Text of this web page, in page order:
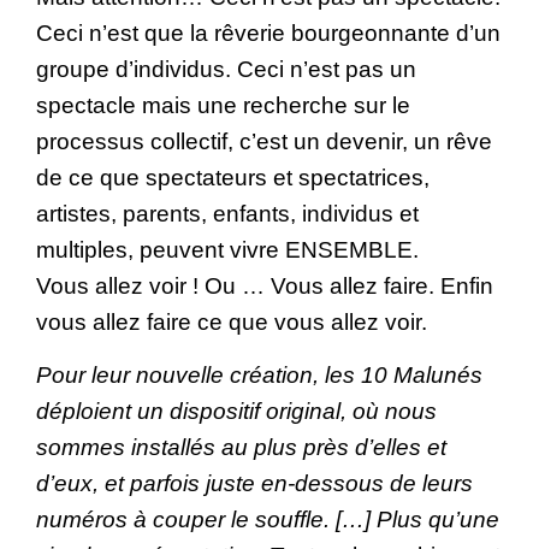
Ceci n’est que la rêverie bourgeonnante d’un
groupe d’individus. Ceci n’est pas un
spectacle mais une recherche sur le
processus collectif, c’est un devenir, un rêve
de ce que spectateurs et spectatrices,
artistes, parents, enfants, individus et
multiples, peuvent vivre ENSEMBLE.
Vous allez voir ! Ou … Vous allez faire. Enfin
vous allez faire ce que vous allez voir.
Pour leur nouvelle création, les 10 Malunés
déploient un dispositif original, où nous
sommes installés au plus près d’elles et
d’eux, et parfois juste en-dessous de leurs
numéros à couper le souffle. […] Plus qu’une